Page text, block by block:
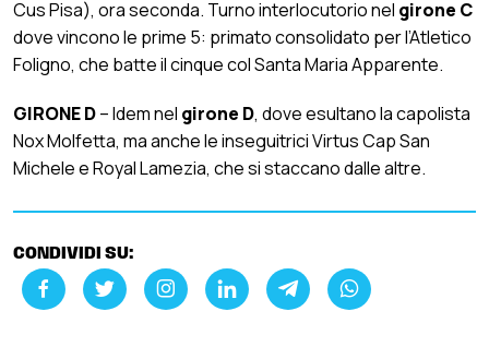
Cus Pisa), ora seconda. Turno interlocutorio nel girone C
dove vincono le prime 5: primato consolidato per l’Atletico
Foligno, che batte il cinque col Santa Maria Apparente.
GIRONE D– Idem nel girone D, dove esultano la capolista
Nox Molfetta, ma anche le inseguitrici Virtus Cap San
Michele e Royal Lamezia, che si staccano dalle altre.
CONDIVIDI SU: